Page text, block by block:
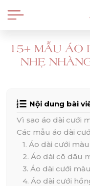
15+ MẪU ÁO
NHẸ
Nội dung bài
Vì sao áo dài cưới
Các mẫu áo dài
1. Áo dài cưới
2. Áo dài cô dâu
3. Áo dài cưới
4. Áo dài cưới